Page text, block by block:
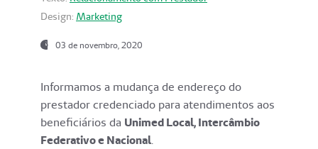
Design: Marketing
03 de novembro, 2020
Informamos a mudança de endereço do
prestador credenciado para atendimentos aos
beneficiários da Unimed Local, Intercâmbio
Federativo e Nacional.